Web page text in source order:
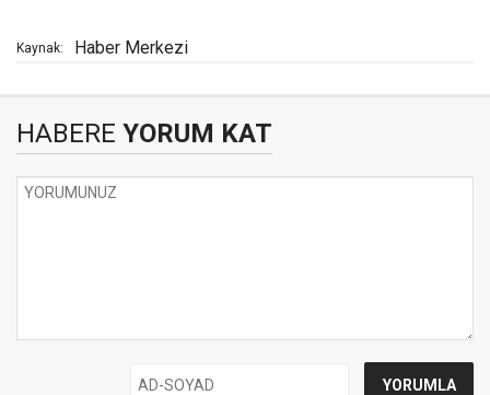
Kaynak: Haber Merkezi
HABERE YORUM KAT